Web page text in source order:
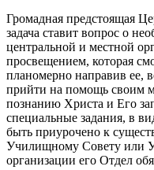
Громадная предстоящая
задача ставит вопрос о
центральной и местной
просвещением, которая
планомерно направив ее,
прийти на помощь своим
познанию Христа и Его
специальные задания, в
быть приурочено к
Училищному Совету или
организации его Отдел